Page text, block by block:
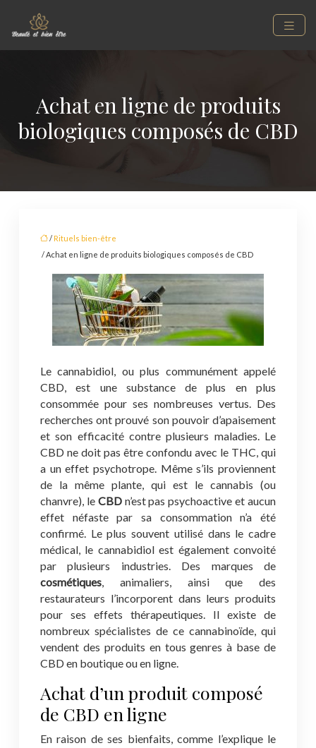
Achat en ligne de produits
biologiques composés de CBD
/ Rituels bien-être
/ Achat en ligne de produits biologiques composés de CBD
Le cannabidiol, ou plus communément appelé
CBD, est une substance de plus en plus
consommée pour ses nombreuses vertus. Des
recherches ont prouvé son pouvoir d’apaisement
et son efficacité contre plusieurs maladies. Le
CBD ne doit pas être confondu avec le THC, qui
a un effet psychotrope. Même s’ils proviennent
de la même plante, qui est le cannabis (ou
chanvre), le CBDn’est pas psychoactive et aucun
effet néfaste par sa consommation n’a été
confirmé. Le plus souvent utilisé dans le cadre
médical, le cannabidiol est également convoité
par plusieurs industries. Des marques de
cosmétiques, animaliers, ainsi que des
restaurateurs l’incorporent dans leurs produits
pour ses effets thérapeutiques. Il existe de
nombreux spécialistes de ce cannabinoïde, qui
vendent des produits en tous genres à base de
CBD en boutique ou en ligne.
Achat d’un produit composé
de CBD en ligne
En raison de ses bienfaits, comme l’explique le